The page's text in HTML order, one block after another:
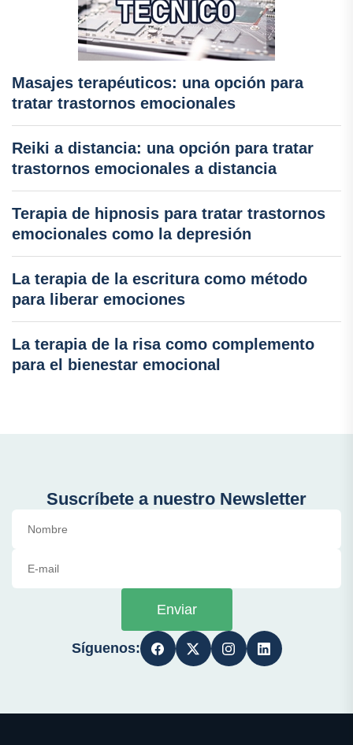
Masajes terapéuticos: una opción para
tratar trastornos emocionales
Reiki a distancia: una opción para tratar
trastornos emocionales a distancia
Terapia de hipnosis para tratar trastornos
emocionales como la depresión
La terapia de la escritura como método
para liberar emociones
La terapia de la risa como complemento
para el bienestar emocional
Suscríbete a nuestro Newsletter
Enviar
Síguenos: